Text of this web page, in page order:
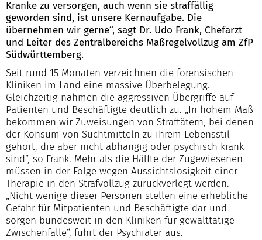
Kranke zu versorgen, auch wenn sie straffällig
geworden sind, ist unsere Kernaufgabe. Die
übernehmen wir gerne“, sagt Dr. Udo Frank, Chefarzt
und Leiter des Zentralbereichs Maßregelvollzug am ZfP
Südwürttemberg.
Seit rund 15 Monaten verzeichnen die forensischen
Kliniken im Land eine massive Überbelegung.
Gleichzeitig nahmen die aggressiven Übergriffe auf
Patienten und Beschäftigte deutlich zu. „In hohem Maß
bekommen wir Zuweisungen von Straftätern, bei denen
der Konsum von Suchtmitteln zu ihrem Lebensstil
gehört, die aber nicht abhängig oder psychisch krank
sind“, so Frank. Mehr als die Hälfte der Zugewiesenen
müssen in der Folge wegen Aussichtslosigkeit einer
Therapie in den Strafvollzug zurückverlegt werden.
„Nicht wenige dieser Personen stellen eine erhebliche
Gefahr für Mitpatienten und Beschäftigte dar und
sorgen bundesweit in den Kliniken für gewalttätige
Zwischenfälle“, führt der Psychiater aus.